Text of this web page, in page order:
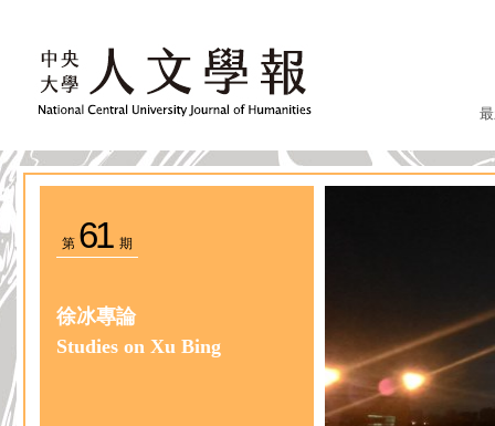
第 61期
徐冰專論
Studies on Xu Bing